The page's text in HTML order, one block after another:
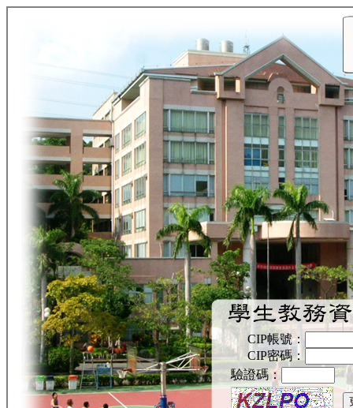
CIP帳號：
CIP密碼：
驗證碼：